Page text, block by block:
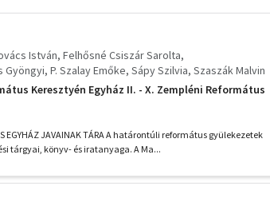
István Felhősné Csiszár Sarolta
Gyöngyi P. Szalay Emőke Sápy Szilvia Szaszák Malvin
Keresztyén Egyház II. - X. Zempléni Református
EGYHÁZ JAVAINAK TÁRA A határontúli református gyülekezetek
tárgyai, könyv- és iratanyaga. A Ma...